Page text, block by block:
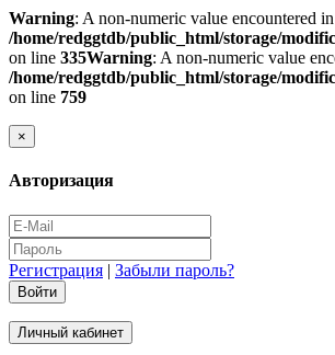
Warning: A non-numeric value encountered in
/home/redggtdb/public_html/storage/
on line 335Warning: A non-numeric value
/home/redggtdb/public_html/storage/
on line 759
×
Авторизация
Регистрация | Забыли пароль?
Личный кабинет